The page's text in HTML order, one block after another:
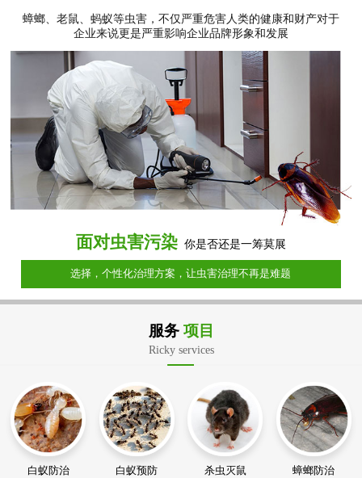
蟑螂、老鼠、蚂蚁等虫害，不仅严重危害人类的健康和财产对于
企业来说更是严重影响企业品牌形象和发展
面对虫害污染 你是否还是一筹莫展
选择，个性化治理方案，让虫害治理不再是难题
服务 项目
Ricky services
白蚁防治 白蚁预防 杀虫灭鼠 蟑螂防治